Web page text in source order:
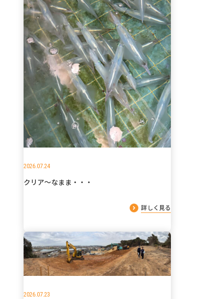
2026.07.24
クリア～なまま・・・
詳しく見る
2026.07.23